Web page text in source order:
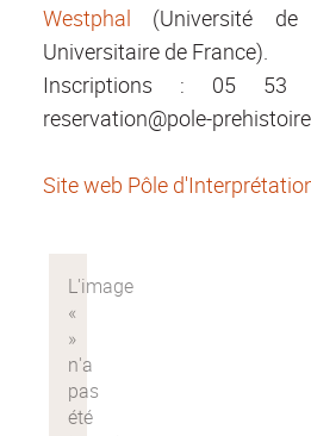
Westphal (Université de
Universitaire de France).
Inscriptions : 05
reservation@pole-
Site web Pôle